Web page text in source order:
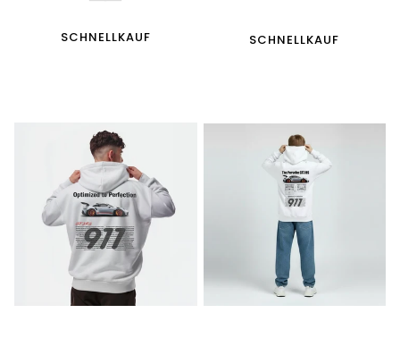
SCHNELLKAUF SCHNELLKAUF